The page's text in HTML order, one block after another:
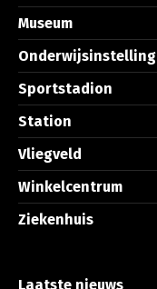
Museum
Onderwijsinstelling
Sportstadion
Station
Vliegveld
Winkelcentrum
Ziekenhuis
Laatste nieuws